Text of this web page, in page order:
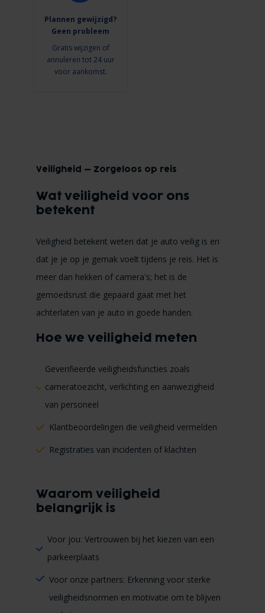
Plannen gewijzigd?
Geen probleem
Gratis wijzigen of
annuleren tot 24 uur
voor aankomst.
Veiligheid – Zorgeloos op reis
Wat veiligheid voor ons
betekent
Veiligheid betekent weten dat je auto veilig is en
dat je je op je gemak voelt tijdens je reis. Het is
meer dan hekken of camera's; het is de
gemoedsrust die gepaard gaat met het
achterlaten van je auto in goede handen.
Hoe we veiligheid meten
Geverifieerde veiligheidsfuncties zoals
cameratoezicht, verlichting en aanwezigheid
van personeel
Klantbeoordelingen die veiligheid vermelden
Registraties van incidenten of klachten
Waarom veiligheid
belangrijk is
Voor jou: Vertrouwen bij het kiezen van een
parkeerplaats
Voor onze partners: Erkenning voor sterke
veiligheidsnormen en motivatie om te blijven